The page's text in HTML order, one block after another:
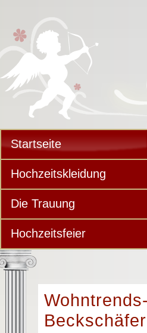
Startseite
Hochzeitskleidung
Die Trauung
Hochzeitsfeier
Beckschäfer